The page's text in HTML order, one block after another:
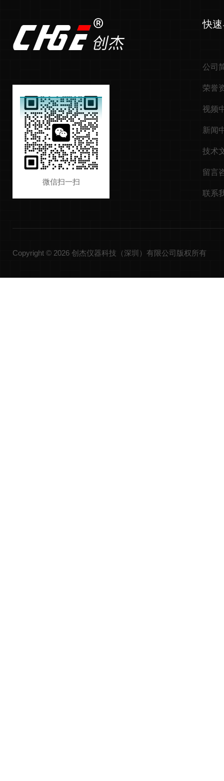
微信扫一扫
快
公司
荣誉
视频
新闻
技术
留言
联系
Copyright © 2026 创杰仪器科技（深圳）有限公司版权所有